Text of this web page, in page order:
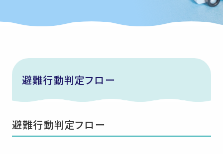
避難行動判定フロー
避難行動判定フロー